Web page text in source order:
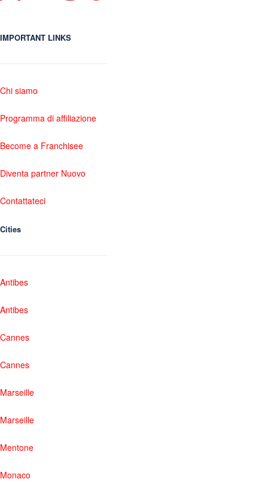
IMPORTANT LINKS
Chi siamo
Programma di affiliazione
Become a Franchisee
Diventa partner Nuovo
Contattateci
Cities
Antibes
Antibes
Cannes
Cannes
Marseille
Marseille
Mentone
Monaco